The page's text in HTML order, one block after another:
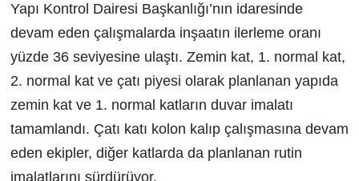
Yapı Kontrol Dairesi Başkanlığı’nın idaresinde
devam eden çalışmalarda inşaatın ilerleme oranı
yüzde 36 seviyesine ulaştı. Zemin kat, 1. normal kat,
2. normal kat ve çatı piyesi olarak planlanan yapıda
zemin kat ve 1. normal katların duvar imalatı
tamamlandı. Çatı katı kolon kalıp çalışmasına devam
eden ekipler, diğer katlarda da planlanan rutin
imalatlarını sürdürüyor.